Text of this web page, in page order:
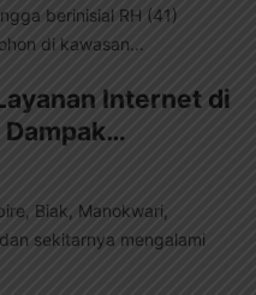
berinisial RH (41)
di kawasan...
Internet di
Dampak…
Biak, Manokwari,
sekitarnya mengalami